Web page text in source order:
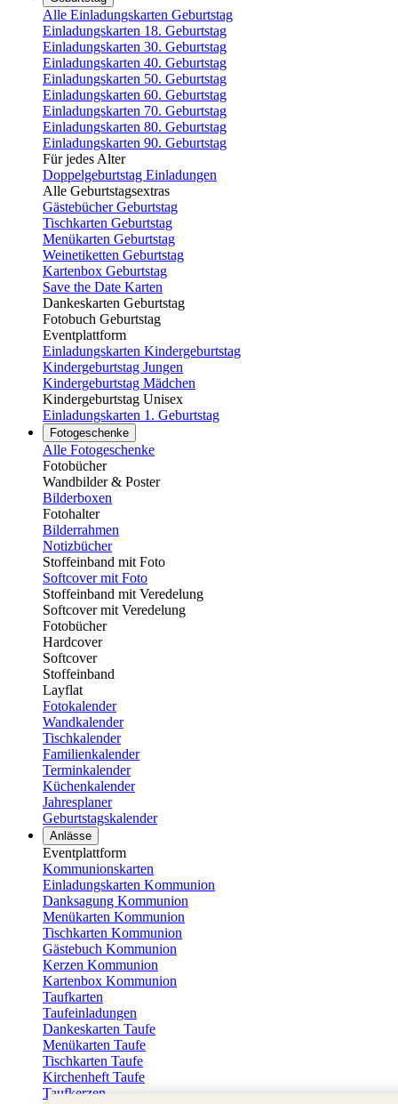
Alle Einladungskarten Geburtstag
Einladungskarten 18. Geburtstag
Einladungskarten 30. Geburtstag
Einladungskarten 40. Geburtstag
Einladungskarten 50. Geburtstag
Einladungskarten 60. Geburtstag
Einladungskarten 70. Geburtstag
Einladungskarten 80. Geburtstag
Einladungskarten 90. Geburtstag
Für jedes Alter
Doppelgeburtstag Einladungen
Alle Geburtstagsextras
Gästebücher Geburtstag
Tischkarten Geburtstag
Menükarten Geburtstag
Weinetiketten Geburtstag
Kartenbox Geburtstag
Save the Date Karten
Dankeskarten Geburtstag
Fotobuch Geburtstag
Eventplattform
Einladungskarten Kindergeburtstag
Kindergeburtstag Jungen
Kindergeburtstag Mädchen
Kindergeburtstag Unisex
Einladungskarten 1. Geburtstag
Fotogeschenke
Alle Fotogeschenke
Fotobücher
Wandbilder & Poster
Bilderboxen
Fotohalter
Bilderrahmen
Notizbücher
Stoffeinband mit Foto
Softcover mit Foto
Stoffeinband mit Veredelung
Softcover mit Veredelung
Fotobücher
Hardcover
Softcover
Stoffeinband
Layflat
Fotokalender
Wandkalender
Tischkalender
Familienkalender
Terminkalender
Küchenkalender
Jahresplaner
Geburtstagskalender
Anlässe
Eventplattform
Kommunionskarten
Einladungskarten Kommunion
Danksagung Kommunion
Menükarten Kommunion
Tischkarten Kommunion
Gästebuch Kommunion
Kerzen Kommunion
Kartenbox Kommunion
Taufkarten
Taufeinladungen
Dankeskarten Taufe
Menükarten Taufe
Tischkarten Taufe
Kirchenheft Taufe
Taufkerzen